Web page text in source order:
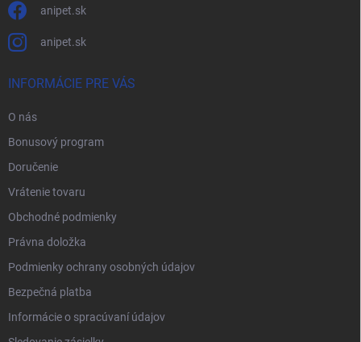
anipet.sk
anipet.sk
INFORMÁCIE PRE VÁS
O nás
Bonusový program
Doručenie
Vrátenie tovaru
Obchodné podmienky
Právna doložka
Podmienky ochrany osobných údajov
Bezpečná platba
Informácie o spracúvaní údajov